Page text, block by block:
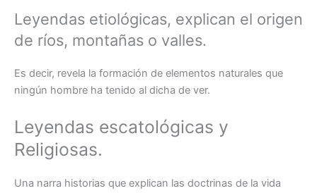
Leyendas etiológicas, explican el origen
de ríos, montañas o valles.
Es decir, revela la formación de elementos naturales que
ningún hombre ha tenido al dicha de ver.
Leyendas escatológicas y
Religiosas.
Una narra historias que explican las doctrinas de la vida